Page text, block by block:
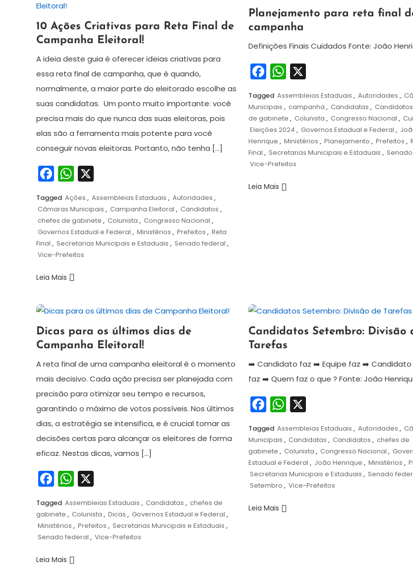
de
outubro
de
Redação
10 Ações Criativas para Reta Final de
Campanha Eleitoral!
A ideia deste guia é oferecer ideias criativas para
essa reta final de campanha, que é quando,
normalmente, a maior parte do eleitorado escolhe as
suas candidatas. Um ponto muito importante: você
precisa mais do que nunca das suas eleitoras, pois
elas são a ferramenta mais potente para você
conseguir novas eleitoras. Portanto, não tenha […]
Facebook
WhatsApp
X
Tagged Ações , Assembleias Estaduais , Autoridades ,
Câmaras Municipais , Campanha Eleitoral , Candidatos ,
chefes de gabinete , Colunista , Congresso Nacional ,
Governos Estadual e Federal , Ministérios , Prefeitos , Reta
Final , Secretarias Municipais e Estaduais , Senado federal ,
Vice-Prefeitos
Leia Mais
3
de
outubro
de
Redação
Planejamento para reta final
campanha
Definições Finais Cuidados Fonte: João
Facebook
WhatsApp
Tagged Assembleias Estaduais , Autoridades ,
Municipais , campanha , Candidatas , Candidatos
de gabinete , Colunista , Congresso Nacional ,
Eleições 2024 , Governos Estadual e Federal ,
Henrique , Ministérios , Planejamento , Prefeitos ,
Final , Secretarias Municipais e Estaduais ,
Vice-Prefeitos
Leia Mais
24
de
setembro
de
Redação
Dicas para os últimos dias de
Campanha Eleitoral!
A reta final de uma campanha eleitoral é o momento
mais decisivo. Cada ação precisa ser planejada com
precisão para otimizar seu tempo e recursos,
garantindo o máximo de votos possíveis. Nos últimos
dias, a estratégia se intensifica, e é crucial tomar as
decisões certas para alcançar os eleitores de forma
eficaz. Nestas dicas, vamos […]
Facebook
WhatsApp
X
Tagged Assembleias Estaduais , Candidatas , chefes de
gabinete , Colunista , Dicas , Governos Estadual e Federal ,
Ministérios , Prefeitos , Secretarias Municipais e Estaduais ,
Senado federal , Vice-Prefeitos
Leia Mais
3
de
setembro
de
Redação
Candidatos Setembro: Divisão
Tarefas
➡️ Candidato faz ➡️ Equipe faz ➡️ Candidato
faz ➡️ Quem faz o que ? Fonte: João
Facebook
WhatsApp
Tagged Assembleias Estaduais , Autoridades ,
Municipais , Candidatas , Candidatos , chefes de
gabinete , Colunista , Congresso Nacional ,
Estadual e Federal , João Henrique , Ministérios ,
Secretarias Municipais e Estaduais , Senado
Setembro , Vice-Prefeitos
Leia Mais